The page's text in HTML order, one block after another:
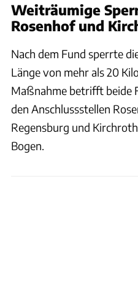
Weiträumige
Rosenhof und
Nach dem Fund sperrte
Länge von mehr als 20
Maßnahme betrifft beide
den Anschlussstellen
Regensburg und
Bogen.